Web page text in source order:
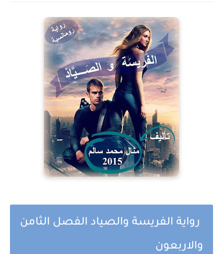
رواية الفريسة والصياد الفصل الثامن
والاربعون